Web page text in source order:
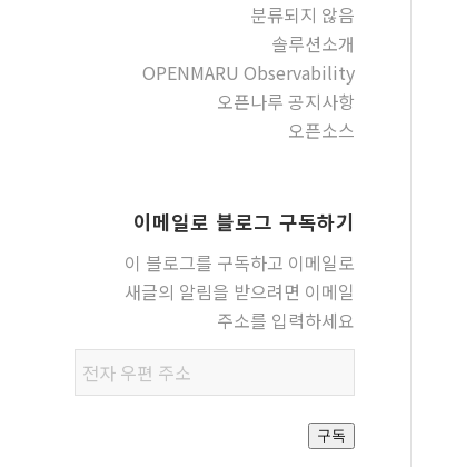
분류되지 않음
솔루션소개
OPENMARU Observability
오픈나루 공지사항
오픈소스
이메일로 블로그 구독하기
이 블로그를 구독하고 이메일로
새글의 알림을 받으려면 이메일
주소를 입력하세요
우편
주소
구독